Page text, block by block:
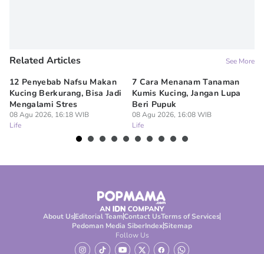
Related Articles See More
12 Penyebab Nafsu Makan
Kucing Berkurang, Bisa Jadi
Mengalami Stres
08 Agu 2026, 16:18 WIB
Life
7 Cara Menanam Tanaman
Kumis Kucing, Jangan Lupa
Beri Pupuk
08 Agu 2026, 16:08 WIB
Life
About UsEditorial TeamContact UsTerms of Services
Pedoman Media SiberIndexSitemap
Follow Us